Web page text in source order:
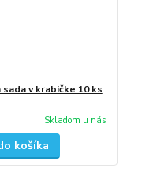
v krabičke 10 ks
Skladom u nás
košíka